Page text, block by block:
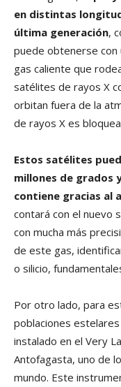
en distintas
última generación,
puede obtenerse con
gas caliente que
satélites de rayos X
orbitan fuera de la
de rayos X es
Estos satélites
millones de grados
contiene gracias al
contará con el nuevo
con mucha más
de este gas,
o silicio,
Por otro lado, para
poblaciones
instalado en el Very
Antofagasta, uno de
mundo. Este